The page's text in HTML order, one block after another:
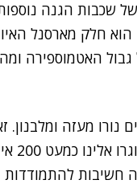
הוא חלק מארסנל
האטמוספירה
נורו מעזה
חשיבות